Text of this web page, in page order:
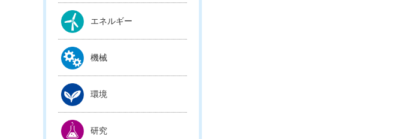
エネルギー
機械
環境
研究